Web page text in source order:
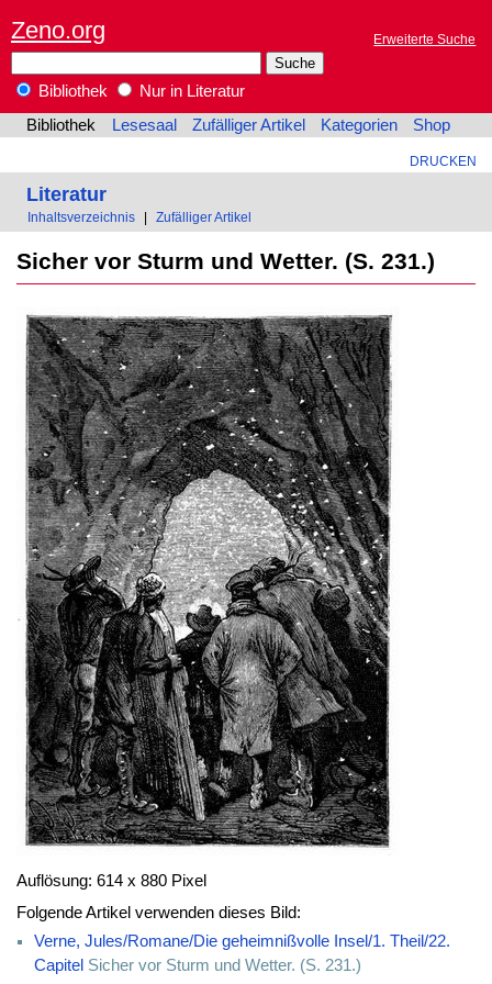
Zeno.org Erweiterte Suche
Bibliothek
Nur in Literatur
Bibliothek
Lesesaal Zufälliger Artikel Kategorien Shop
DRUCKEN
Literatur
Inhaltsverzeichnis Zufälliger Artikel
Sicher vor Sturm und Wetter. (S. 231.)
Auflösung: 614 x 880 Pixel
Folgende Artikel verwenden dieses Bild:
Verne, Jules/Romane/Die geheimnißvolle Insel/1. Theil/22.
Capitel Sicher vor Sturm und Wetter. (S. 231.)